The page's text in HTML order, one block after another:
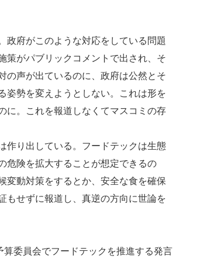
府がこのような対応をしている問題
策がパブリックコメントで出され、そ
の声が出ているのに、政府は公然とそ
姿勢を変えようとしない。これは形を
に。これを報道しなくてマスコミの存
り出している。フードテックは生態
危険を拡大することが想定できるの
変動対策をするとか、安全な食を確保
もせずに報道し、真逆の方向に世論を
委員会でフードテックを推進する発言